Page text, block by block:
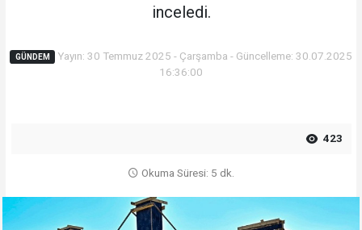
inceledi.
GÜNDEM
Yayın: 30 Temmuz 2025 - Çarşamba - Güncelleme: 30.07.2025
16:36:00
423
Okuma Süresi: 5 dk.